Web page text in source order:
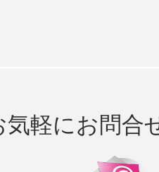
気軽にお問合